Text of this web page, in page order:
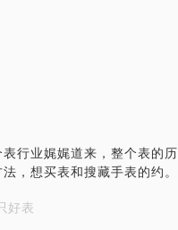
行业娓娓道来，整个表的
，想买表和搜藏手表的约。
好表